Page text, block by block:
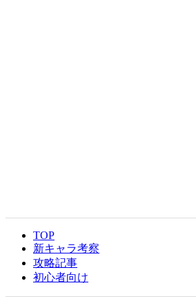
TOP
新キャラ考察
攻略記事
初心者向け